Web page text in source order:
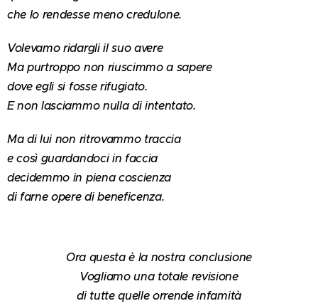
che lo rendesse meno credulone.
Volevamo ridargli il suo avere
Ma purtroppo non riuscimmo a sapere
dove egli si fosse rifugiato.
E non lasciammo nulla di intentato.
Ma di lui non ritrovammo traccia
e così guardandoci in faccia
decidemmo in piena coscienza
di farne opere di beneficenza.
Ora questa è la nostra conclusione
Vogliamo una totale revisione
di tutte quelle orrende infamità